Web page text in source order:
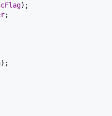
);
;
);